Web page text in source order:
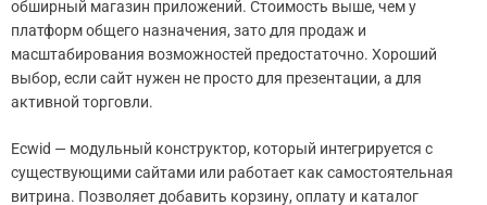
обширный магазин приложений. Стоимость выше, чем у
платформ общего назначения, зато для продаж и
масштабирования возможностей предостаточно. Хороший
выбор, если сайт нужен не просто для презентации, а для
активной торговли.
Ecwid — модульный конструктор, который интегрируется с
существующими сайтами или работает как самостоятельная
витрина. Позволяет добавить корзину, оплату и каталог